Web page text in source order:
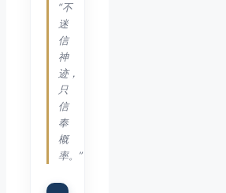
“不
迷
信
神
迹，
只
信
奉
概
率。”